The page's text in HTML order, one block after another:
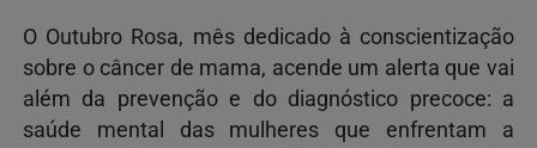
O Outubro Rosa, mês dedicado à conscientização
sobre o câncer de mama, acende um alerta que vai
além da prevenção e do diagnóstico precoce: a
saúde mental das mulheres que enfrentam a